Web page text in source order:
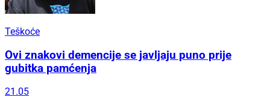
Teškoće
Ovi znakovi demencije se javljaju puno prije
gubitka pamćenja
21.05